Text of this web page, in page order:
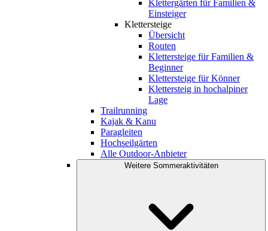
Klettergärten für Familien &
Einsteiger
Klettersteige
Übersicht
Routen
Klettersteige für Familien &
Beginner
Klettersteige für Könner
Klettersteig in hochalpiner
Lage
Trailrunning
Kajak & Kanu
Paragleiten
Hochseilgärten
Alle Outdoor-Anbieter
Weitere Sommeraktivitäten